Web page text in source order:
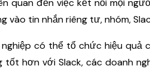
quan đến việc kết nối mọi
tin nhắn riêng tư, nhóm,
có thể tổ chức hiệu
hơn với Slack, các doanh